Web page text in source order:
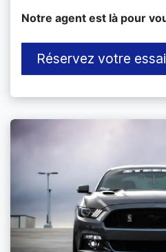
​Notre agent est là pour
Réservez votre essai